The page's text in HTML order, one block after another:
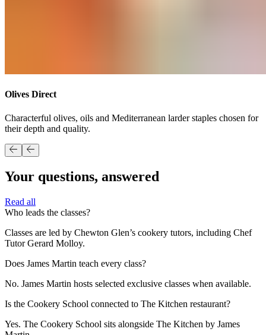
Olives Direct​​​​‌ ‍ ​‍​‍‌‍ ‌ ​‍‌‍‍‌‌‍‌ ‌‍‍‌‌‍ ‍​‍​‍​ ‍‍​‍​‍‌ ​ ‌‍​‌‌‍ ‍‌‍‍‌‌ ‌​‌ ‍‌​‍ ‍‌‍‍‌‌‍ ​‍​‍​‍ ​​‍​‍‌‍‍​‌ ​‍‌‍‌‌‌‍‌‍​‍​‍​ ‍‍​‍​‍‌‍‍​‌ ‌​‌ ‌​‌ ​​‌ ​ ​ ‍‍​‍ ​‍ ‌‍ ​​‍ ‌‌‍​‌‌‍ ‍‌‍‌​​‍ ‌‌ ​‍​‍ ‌‌‍‍​‌‍ ‌ ‌​‌‍‌‌‌‍ ​‌ ​ ​‍ ‌‌ ​ ‌ ‌​‌ ‌‌‌‍‌​‌‍‍‌‌‍ ​‍ ‍‌ ‌‍‌‍‌‌‌ ​‍‌‍​ ‌‍‌‌‌‍ ​​‍ ‍‌‍​‌‌ ​​‌ ​​​‍ ‌‍‍‌‌‍ ‍‌ ‌​‌‍‌‌‌‍ ‍‌ ‌​​‍ ‌‍‌‌‌‍‌​‌‍‍‌‌ ‌​​‍ ‌‍ ‌‌‍ ‌‍‌​‌‍‌‌​ ‌‌ ​​‌ ​‍‌‍‌‌‌ ​ ‌‍‌‌‌‍ ‍‌ ‌​‌‍​‌‌ ‌​‌‍‍‌‌‍ ‌‍ ‍​ ‍ ‌‍‍‌‌‍‌​​ ‌‌‍​‍​ ‌‌‌‍‌‌​ ‌ ‌‍​‌​ ​​​ ‍​‌‍​‌​‍ ‌‌‍‌​​ ‍‌‌‍​ ​ ‌‌​‍ ‌​ ‌​‌‍‌‌​ ‍‌​ ‌ ​‍ ‌‌‍​‍​ ​‍​ ‌‌‌‍​‌​‍ ‌​ ​‍​ ‌‌​ ​‌​ ‍‌​ ​‌​ ​‍‌‍​ ​ ​‍‌‍​ ‌‍​‌‌‍‌‍‌‍‌‌​ ‍ ‌ ‌​‌ ‍‌‌ ​​‌‍‌‌​ ‌‌‍‍​‌‍ ‌ ‌​‌‍‌‌‌‍ ​‌‌​ ‌‍‍‌‌ ‌​‌‍‌‌‌‌​​‌‍​‌‌‍‌ ‌‍‌‌​ ‍ ‌ ​​‌‍​‌‌ ‌​‌‍‍​​ ‌‌ ​​‌‍​‌‌‍‌ ‌‍‌‌‌​​‍‌ ‌‌‌‍‍‌‌‍ ​‌‍‌​‌‍‌‌‌ ​‍​‍‌‌​ ‌‌‌​​‍‌‌ ‌‍‍ ‌‍‌‌‌ ‍‌​‍‌‌​ ​ ‌​‌​​‍‌‌​ ​ ‌​‌​​‍‌‌​ ​‍​ ​‍​ ​ ‌‍​‍‌‍​‍​ ​‌‌‍​ ‌‍‌‌​ ‌‌‌‍‌‍‌‍​‌‌‍​‌​ ‌‍​ ‌‍​‍‌‌​ ​‍​ ​‍​‍‌‌​ ‌‌‌​‌​​‍ ‍‌ ​ ‌‍‌‌‌‍​ ‌ ‌​‌‍‍‌‌‍ ‌‍ ‍‌ ​ ​‍‌‌​ ‌‌‌​​‍‌‌ ‌‍‍ ‌‍‌‌‌ ‍‌​‍‌‌​ ​ ‌​‌​​‍‌‌​ ​ ‌​‌​​‍‌‌​ ​‍​ ​‍‌‍​ ​ ​ ‌‍​‍​ ‌ ‌‍‌‌​ ​​​ ​​‌‍‌​​ ‌ ​ ‍‌​ ‌ ‌‍​‌​‍‌‌​ ​‍​ ​‍​‍‌‌​ ‌‌‌​‌​​‍ ‍‌ ​ ‌‍‌‌‌‍​ ‌ ‌​‌‍‍‌‌‍ ‌‍ ‍‌​​ ‌‍ ‌‍ ‍‌ ‌​‌‍‌‌‌‍ ‍‌ ‌​​‍‌‌​ ‌‌‌​​‍‌‌ ‌‍‍ ‌‍‌‌‌ ‍‌​‍‌‌​ ​ ‌​‌​​‍‌‌​ ​ ‌​‌​​‍‌‌​ ​‍​ ​‍​ ​ ​ ‌​​ ‌‍‌‍‌​‌‍‌‌​ ‌‌​ ​​​ ‍​​ ​‌​ ​​‌‍​ ​ ‌ ​‍‌‌​ ​‍​ ​‍​‍‌‌​ ‌‌‌​‌​​‍ ‍‌ ‌​‌‍‍‌‌ ‌​‌‍ ​‌‍‌‌​ ‌‍​‍‌‍​‌‌ ​ ‌‍‌‌‌‌‌‌‌ ​‍‌‍ ​​ ‌‌‍‍​‌ ‌​‌ ‌​‌ ​​‌ ​ ​‍‌‌​ ​ ‌​​‌​‍‌‌​ ​‍‌​‌‍​‍‌‌​ ​‍‌​‌‍‌‍ ​​‍ ‌‌‍​‌‌‍ ‍‌‍‌​​‍ ‌‌ ​‍​‍ ‌‌‍‍​‌‍ ‌ ‌​‌‍‌‌‌‍ ​‌ ​ ​‍ ‌‌ ​ ‌ ‌​‌ ‌‌‌‍‌​‌‍‍‌‌‍ ​‍ ‍‌ ‌‍‌‍‌‌‌ ​‍‌‍​ ‌‍‌‌‌‍ ​​‍ ‍‌‍​‌‌ ​​‌ ​​​‍‌‍‌‍‍‌‌‍‌​​ ‌‌‍​‍​ ‌‌‌‍‌‌​ ‌ ‌‍​‌​ ​​​ ‍​‌‍​‌​‍ ‌‌‍‌​​ ‍‌‌‍​ ​ ‌‌​‍ ‌​ ‌​‌‍‌‌​ ‍‌​ ‌ ​‍ ‌‌‍​‍​ ​‍​ ‌‌‌‍​‌​‍ ‌​ ​‍​ ‌‌​ ​‌​ ‍‌​ ​‌​ ​‍‌‍​ ​ ​‍‌‍​ ‌‍​‌‌‍‌‍‌‍‌‌​‍‌‍‌ ‌​‌ ‍‌‌ ​​‌‍‌‌​ ‌‌‍‍​‌‍ ‌ ‌​‌‍‌‌‌‍ ​‌‌​ ‌‍‍‌‌ ‌​‌‍‌‌‌‌​​‌‍​‌‌‍‌ ‌‍‌‌​‍‌‍‌ ​​‌‍​‌‌ ‌​‌‍‍​​ ‌‌ ​​‌‍​‌‌‍‌ ‌‍‌‌‌​​‍‌ ‌‌‌‍‍‌‌‍ ​‌‍‌​‌‍‌‌‌ ​‍​‍‌‌​ ‌‌‌​​‍‌‌ ‌‍‍ ‌‍‌‌‌ ‍‌​‍‌‌​ ​ ‌​‌​​‍‌‌​ ​ ‌​‌​​‍‌‌​ ​‍​ ​‍​ ​ ‌‍​‍‌‍​‍​ ​‌‌‍​ ‌‍‌‌​ ‌‌‌‍‌‍‌‍​‌‌‍​‌​ ‌‍​ ‌‍​‍‌‌​ ​‍​ ​‍​‍‌‌​ ‌‌‌​‌​​‍ ‍‌ ​ ‌‍‌‌‌‍​ ‌ ‌​‌‍‍‌‌‍ ‌‍ ‍‌ ​ ​‍‌‌​ ‌‌‌​​‍‌‌ ‌‍‍ ‌‍‌‌‌ ‍‌​‍‌‌​ ​ ‌​‌​​‍‌‌​ ​ ‌​‌​​‍‌‌​ ​‍​ ​‍‌‍​ ​ ​ ‌‍​‍​ ‌ ‌‍‌‌​ ​​​ ​​‌‍‌​​ ‌ ​ ‍‌​ ‌ ‌‍​‌​‍‌‌​ ​‍​ ​‍​‍‌‌​ ‌‌‌​‌​​‍ ‍‌ ​ ‌‍‌‌‌‍​ ‌ ‌​‌‍‍‌‌‍ ‌‍ ‍‌​​ ‌‍ ‌‍ ‍‌ ‌​‌‍‌‌‌‍ ‍‌ ‌​​‍‌‌​ ‌‌‌​​‍‌‌ ‌‍‍ ‌‍‌‌‌ ‍‌​‍‌‌​ ​ ‌​‌​​‍‌‌​ ​ ‌​‌​​‍‌‌​ ​‍​ ​‍​ ​ ​ ‌​​ ‌‍‌‍‌​‌‍‌‌​ ‌‌​ ​​​ ‍​​ ​‌​ ​​‌‍​ ​ ‌ ​‍‌‌​ ​‍​ ​‍​‍‌‌​ ‌‌‌​‌​​‍ ‍‌ ‌​‌‍‍‌‌ ‌​‌‍ ​‌‍‌‌​‍‌‍‌ ​​‌‍‌‌‌ ​‍‌ ​ ‌ ​​‌‍‌‌‌‍​ ‌ ‌​‌‍‍‌‌ ‌‍‌‍‌‌​ ‌‌ ​​‌ ‌‌‌‍​‍‌‍ ​‌‍‍‌‌ ​ ‌‍‍​‌‍‌‌‌‍‌​​‍​‍‌ ‌
Characterful olives, oils and Mediterranean larder staples chosen for
their depth and quality. ​​​​‌ ‍ ​‍​‍‌‍ ‌ ​‍‌‍‍‌‌‍‌ ‌‍‍‌‌‍ ‍​‍​‍​ ‍‍​‍​‍‌ ​ ‌‍​‌‌‍ ‍‌‍‍‌‌ ‌​‌ ‍‌​‍ ‍‌‍‍‌‌‍ ​‍​‍​‍ ​​‍​‍‌‍‍​‌ ​‍‌‍‌‌‌‍‌‍​‍​‍​ ‍‍​‍​‍‌‍‍​‌ ‌​‌ ‌​‌ ​​‌ ​ ​ ‍‍​‍ ​‍ ‌‍ ​​‍ ‌‌‍​‌‌‍ ‍‌‍‌​​‍ ‌‌ ​‍​‍ ‌‌‍‍​‌‍ ‌ ‌​‌‍‌‌‌‍ ​‌ ​ ​‍ ‌‌ ​ ‌ ‌​‌ ‌‌‌‍‌​‌‍‍‌‌‍ ​‍ ‍‌ ‌‍‌‍‌‌‌ ​‍‌‍​ ‌‍‌‌‌‍ ​​‍ ‍‌‍​‌‌ ​​‌ ​​​‍ ‌‍‍‌‌‍ ‍‌ ‌​‌‍‌‌‌‍ ‍‌ ‌​​‍ ‌‍‌‌‌‍‌​‌‍‍‌‌ ‌​​‍ ‌‍ ‌‌‍ ‌‍‌​‌‍‌‌​ ‌‌ ​​‌ ​‍‌‍‌‌‌ ​ ‌‍‌‌‌‍ ‍‌ ‌​‌‍​‌‌ ‌​‌‍‍‌‌‍ ‌‍ ‍​ ‍ ‌‍‍‌‌‍‌​​ ‌‌‍​‍​ ‌‌‌‍‌‌​ ‌ ‌‍​‌​ ​​​ ‍​‌‍​‌​‍ ‌‌‍‌​​ ‍‌‌‍​ ​ ‌‌​‍ ‌​ ‌​‌‍‌‌​ ‍‌​ ‌ ​‍ ‌‌‍​‍​ ​‍​ ‌‌‌‍​‌​‍ ‌​ ​‍​ ‌‌​ ​‌​ ‍‌​ ​‌​ ​‍‌‍​ ​ ​‍‌‍​ ‌‍​‌‌‍‌‍‌‍‌‌​ ‍ ‌ ‌​‌ ‍‌‌ ​​‌‍‌‌​ ‌‌‍‍​‌‍ ‌ ‌​‌‍‌‌‌‍ ​‌‌​ ‌‍‍‌‌ ‌​‌‍‌‌‌‌​​‌‍​‌‌‍‌ ‌‍‌‌​ ‍ ‌ ​​‌‍​‌‌ ‌​‌‍‍​​ ‌‌ ​​‌‍​‌‌‍‌ ‌‍‌‌‌​​‍‌ ‌‌‌‍‍‌‌‍ ​‌‍‌​‌‍‌‌‌ ​‍​‍‌‌​ ‌‌‌​​‍‌‌ ‌‍‍ ‌‍‌‌‌ ‍‌​‍‌‌​ ​ ‌​‌​​‍‌‌​ ​ ‌​‌​​‍‌‌​ ​‍​ ​‍​ ​ ‌‍​‍‌‍​‍​ ​‌‌‍​ ‌‍‌‌​ ‌‌‌‍‌‍‌‍​‌‌‍​‌​ ‌‍​ ‌‍​‍‌‌​ ​‍​ ​‍​‍‌‌​ ‌‌‌​‌​​‍ ‍‌ ​ ‌‍‌‌‌‍​ ‌ ‌​‌‍‍‌‌‍ ‌‍ ‍‌ ​ ​‍‌‌​ ‌‌‌​​‍‌‌ ‌‍‍ ‌‍‌‌‌ ‍‌​‍‌‌​ ​ ‌​‌​​‍‌‌​ ​ ‌​‌​​‍‌‌​ ​‍​ ​‍‌‍​ ​ ​ ‌‍​‍​ ‌ ‌‍‌‌​ ​​​ ​​‌‍‌​​ ‌ ​ ‍‌​ ‌ ‌‍​‌​‍‌‌​ ​‍​ ​‍​‍‌‌​ ‌‌‌​‌​​‍ ‍‌ ​ ‌‍‌‌‌‍​ ‌ ‌​‌‍‍‌‌‍ ‌‍ ‍‌​​ ‌‍ ‌‍ ‍‌ ‌​‌‍‌‌‌‍ ‍‌ ‌​​‍‌‌​ ‌‌‌​​‍‌‌ ‌‍‍ ‌‍‌‌‌ ‍‌​‍‌‌​ ​ ‌​‌​​‍‌‌​ ​ ‌​‌​​‍‌‌​ ​‍​ ​‍​ ​ ​ ‌​​ ‌‍‌‍‌​‌‍‌‌​ ‌‌​ ​​​ ‍​​ ​‌​ ​​‌‍​ ​ ‌ ​‍‌‌​ ​‍​ ​‍​‍‌‌​ ‌‌‌​‌​​‍ ‍‌‍‌‌‌ ‍​‌‍​ ‌‍‌‌‌ ​‍‌ ​​‌ ‌​​ ‌‍​‍‌‍​‌‌ ​ ‌‍‌‌‌‌‌‌‌ ​‍‌‍ ​​ ‌‌‍‍​‌ ‌​‌ ‌​‌ ​​‌ ​ ​‍‌‌​ ​ ‌​​‌​‍‌‌​ ​‍‌​‌‍​‍‌‌​ ​‍‌​‌‍‌‍ ​​‍ ‌‌‍​‌‌‍ ‍‌‍‌​​‍ ‌‌ ​‍​‍ ‌‌‍‍​‌‍ ‌ ‌​‌‍‌‌‌‍ ​‌ ​ ​‍ ‌‌ ​ ‌ ‌​‌ ‌‌‌‍‌​‌‍‍‌‌‍ ​‍ ‍‌ ‌‍‌‍‌‌‌ ​‍‌‍​ ‌‍‌‌‌‍ ​​‍ ‍‌‍​‌‌ ​​‌ ​​​‍‌‍‌‍‍‌‌‍‌​​ ‌‌‍​‍​ ‌‌‌‍‌‌​ ‌ ‌‍​‌​ ​​​ ‍​‌‍​‌​‍ ‌‌‍‌​​ ‍‌‌‍​ ​ ‌‌​‍ ‌​ ‌​‌‍‌‌​ ‍‌​ ‌ ​‍ ‌‌‍​‍​ ​‍​ ‌‌‌‍​‌​‍ ‌​ ​‍​ ‌‌​ ​‌​ ‍‌​ ​‌​ ​‍‌‍​ ​ ​‍‌‍​ ‌‍​‌‌‍‌‍‌‍‌‌​‍‌‍‌ ‌​‌ ‍‌‌ ​​‌‍‌‌​ ‌‌‍‍​‌‍ ‌ ‌​‌‍‌‌‌‍ ​‌‌​ ‌‍‍‌‌ ‌​‌‍‌‌‌‌​​‌‍​‌‌‍‌ ‌‍‌‌​‍‌‍‌ ​​‌‍​‌‌ ‌​‌‍‍​​ ‌‌ ​​‌‍​‌‌‍‌ ‌‍‌‌‌​​‍‌ ‌‌‌‍‍‌‌‍ ​‌‍‌​‌‍‌‌‌ ​‍​‍‌‌​ ‌‌‌​​‍‌‌ ‌‍‍ ‌‍‌‌‌ ‍‌​‍‌‌​ ​ ‌​‌​​‍‌‌​ ​ ‌​‌​​‍‌‌​ ​‍​ ​‍​ ​ ‌‍​‍‌‍​‍​ ​‌‌‍​ ‌‍‌‌​ ‌‌‌‍‌‍‌‍​‌‌‍​‌​ ‌‍​ ‌‍​‍‌‌​ ​‍​ ​‍​‍‌‌​ ‌‌‌​‌​​‍ ‍‌ ​ ‌‍‌‌‌‍​ ‌ ‌​‌‍‍‌‌‍ ‌‍ ‍‌ ​ ​‍‌‌​ ‌‌‌​​‍‌‌ ‌‍‍ ‌‍‌‌‌ ‍‌​‍‌‌​ ​ ‌​‌​​‍‌‌​ ​ ‌​‌​​‍‌‌​ ​‍​ ​‍‌‍​ ​ ​ ‌‍​‍​ ‌ ‌‍‌‌​ ​​​ ​​‌‍‌​​ ‌ ​ ‍‌​ ‌ ‌‍​‌​‍‌‌​ ​‍​ ​‍​‍‌‌​ ‌‌‌​‌​​‍ ‍‌ ​ ‌‍‌‌‌‍​ ‌ ‌​‌‍‍‌‌‍ ‌‍ ‍‌​​ ‌‍ ‌‍ ‍‌ ‌​‌‍‌‌‌‍ ‍‌ ‌​​‍‌‌​ ‌‌‌​​‍‌‌ ‌‍‍ ‌‍‌‌‌ ‍‌​‍‌‌​ ​ ‌​‌​​‍‌‌​ ​ ‌​‌​​‍‌‌​ ​‍​ ​‍​ ​ ​ ‌​​ ‌‍‌‍‌​‌‍‌‌​ ‌‌​ ​​​ ‍​​ ​‌​ ​​‌‍​ ​ ‌ ​‍‌‌​ ​‍​ ​‍​‍‌‌​ ‌‌‌​‌​​‍ ‍‌‍‌‌‌ ‍​‌‍​ ‌‍‌‌‌ ​‍‌ ​​‌ ‌​​‍‌‍‌ ​​‌‍‌‌‌ ​‍‌ ​ ‌ ​​‌‍‌‌‌‍​ ‌ ‌​‌‍‍‌‌ ‌‍‌‍‌‌​ ‌‌ ​​‌ ‌‌‌‍​‍‌‍ ​‌‍‍‌‌ ​ ‌‍‍​‌‍‌‌‌‍‌​​‍​‍‌ ‌
Your questions, answered​​​​‌ ‍ ​‍​‍‌‍ ‌ ​‍‌‍‍‌‌‍‌ ‌‍‍‌‌‍ ‍​‍​‍​ ‍‍​‍​‍‌ ​ ‌‍​‌‌‍ ‍‌‍‍‌‌ ‌​‌ ‍‌​‍ ‍‌‍‍‌‌‍ ​‍​‍​‍ ​​‍​‍‌‍‍​‌ ​‍‌‍‌‌‌‍‌‍​‍​‍​ ‍‍​‍​‍‌‍‍​‌ ‌​‌ ‌​‌ ​​‌ ​ ​ ‍‍​‍ ​‍ ‌‍ ​​‍ ‌‌‍​‌‌‍ ‍‌‍‌​​‍ ‌‌ ​‍​‍ ‌‌‍‍​‌‍ ‌ ‌​‌‍‌‌‌‍ ​‌ ​ ​‍ ‌‌ ​ ‌ ‌​‌ ‌‌‌‍‌​‌‍‍‌‌‍ ​‍ ‍‌ ‌‍‌‍‌‌‌ ​‍‌‍​ ‌‍‌‌‌‍ ​​‍ ‍‌‍​‌‌ ​​‌ ​​​‍ ‌‍‍‌‌‍ ‍‌ ‌​‌‍‌‌‌‍ ‍‌ ‌​​‍ ‌‍‌‌‌‍‌​‌‍‍‌‌ ‌​​‍ ‌‍ ‌‌‍ ‌‍‌​‌‍‌‌​ ‌‌ ​​‌ ​‍‌‍‌‌‌ ​ ‌‍‌‌‌‍ ‍‌ ‌​‌‍​‌‌ ‌​‌‍‍‌‌‍ ‌‍ ‍​ ‍ ‌‍‍‌‌‍‌​​ ‌‌‍​‍​ ‌‌‌‍‌‌​ ‌ ‌‍​‌​ ​​​ ‍​‌‍​‌​‍ ‌‌‍‌​​ ‍‌‌‍​ ​ ‌‌​‍ ‌​ ‌​‌‍‌‌​ ‍‌​ ‌ ​‍ ‌‌‍​‍​ ​‍​ ‌‌‌‍​‌​‍ ‌​ ​‍​ ‌‌​ ​‌​ ‍‌​ ​‌​ ​‍‌‍​ ​ ​‍‌‍​ ‌‍​‌‌‍‌‍‌‍‌‌​ ‍ ‌ ‌​‌ ‍‌‌ ​​‌‍‌‌​ ‌‌‍‍​‌‍ ‌ ‌​‌‍‌‌‌‍ ​‌‌​ ‌‍‍‌‌ ‌​‌‍‌‌‌‌​​‌‍​‌‌‍‌ ‌‍‌‌​ ‍ ‌ ​​‌‍​‌‌ ‌​‌‍‍​​ ‌‌ ​​‌‍​‌‌‍‌ ‌‍‌‌‌​​‍‌ ‌‌‌‍‍‌‌‍ ​‌‍‌​‌‍‌‌‌ ​‍​‍‌‌​ ‌‌‌​​‍‌‌ ‌‍‍ ‌‍‌‌‌ ‍‌​‍‌‌​ ​ ‌​‌​​‍‌‌​ ​ ‌​‌​​‍‌‌​ ​‍​ ​‍‌‍​‌​ ​‌​ ‌ ‌‍‌‌‌‍‌‌​ ‌ ​ ‌‌‌‍​‌​ ​​​ ​‌‌‍​ ​ ​ ​‍‌‌​ ​‍​ ​‍​‍‌‌​ ‌‌‌​‌​​‍ ‍‌‍‍​‌‍‌‌‌‍​‌‌‍‌​‌‍‍‌‌‍ ‍‌‍‌ ​ ‌‍​‍‌‍​‌‌ ​ ‌‍‌‌‌‌‌‌‌ ​‍‌‍ ​​ ‌‌‍‍​‌ ‌​‌ ‌​‌ ​​‌ ​ ​‍‌‌​ ​ ‌​​‌​‍‌‌​ ​‍‌​‌‍​‍‌‌​ ​‍‌​‌‍‌‍ ​​‍ ‌‌‍​‌‌‍ ‍‌‍‌​​‍ ‌‌ ​‍​‍ ‌‌‍‍​‌‍ ‌ ‌​‌‍‌‌‌‍ ​‌ ​ ​‍ ‌‌ ​ ‌ ‌​‌ ‌‌‌‍‌​‌‍‍‌‌‍ ​‍ ‍‌ ‌‍‌‍‌‌‌ ​‍‌‍​ ‌‍‌‌‌‍ ​​‍ ‍‌‍​‌‌ ​​‌ ​​​‍‌‍‌‍‍‌‌‍‌​​ ‌‌‍​‍​ ‌‌‌‍‌‌​ ‌ ‌‍​‌​ ​​​ ‍​‌‍​‌​‍ ‌‌‍‌​​ ‍‌‌‍​ ​ ‌‌​‍ ‌​ ‌​‌‍‌‌​ ‍‌​ ‌ ​‍ ‌‌‍​‍​ ​‍​ ‌‌‌‍​‌​‍ ‌​ ​‍​ ‌‌​ ​‌​ ‍‌​ ​‌​ ​‍‌‍​ ​ ​‍‌‍​ ‌‍​‌‌‍‌‍‌‍‌‌​‍‌‍‌ ‌​‌ ‍‌‌ ​​‌‍‌‌​ ‌‌‍‍​‌‍ ‌ ‌​‌‍‌‌‌‍ ​‌‌​ ‌‍‍‌‌ ‌​‌‍‌‌‌‌​​‌‍​‌‌‍‌ ‌‍‌‌​‍‌‍‌ ​​‌‍​‌‌ ‌​‌‍‍​​ ‌‌ ​​‌‍​‌‌‍‌ ‌‍‌‌‌​​‍‌ ‌‌‌‍‍‌‌‍ ​‌‍‌​‌‍‌‌‌ ​‍​‍‌‌​ ‌‌‌​​‍‌‌ ‌‍‍ ‌‍‌‌‌ ‍‌​‍‌‌​ ​ ‌​‌​​‍‌‌​ ​ ‌​‌​​‍‌‌​ ​‍​ ​‍‌‍​‌​ ​‌​ ‌ ‌‍‌‌‌‍‌‌​ ‌ ​ ‌‌‌‍​‌​ ​​​ ​‌‌‍​ ​ ​ ​‍‌‌​ ​‍​ ​‍​‍‌‌​ ‌‌‌​‌​​‍ ‍‌‍‍​‌‍‌‌‌‍​‌‌‍‌​‌‍‍‌‌‍ ‍‌‍‌ ​‍‌‍‌ ​​‌‍‌‌‌ ​‍‌ ​ ‌ ​​‌‍‌‌‌‍​ ‌ ‌​‌‍‍‌‌ ‌‍‌‍‌‌​ ‌‌ ​​‌ ‌‌‌‍​‍‌‍ ​‌‍‍‌‌ ​ ‌‍‍​‌‍‌‌‌‍‌​​‍​‍‌ ‌
Read all​​​​‌ ‍ ​‍​‍‌‍ ‌ ​‍‌‍‍‌‌‍‌ ‌‍‍‌‌‍ ‍​‍​‍​ ‍‍​‍​‍‌ ​ ‌‍​‌‌‍ ‍‌‍‍‌‌ ‌​‌ ‍‌​‍ ‍‌‍‍‌‌‍ ​‍​‍​‍ ​​‍​‍‌‍‍​‌ ​‍‌‍‌‌‌‍‌‍​‍​‍​ ‍‍​‍​‍‌‍‍​‌ ‌​‌ ‌​‌ ​​‌ ​ ​ ‍‍​‍ ​‍ ‌‍ ​​‍ ‌‌‍​‌‌‍ ‍‌‍‌​​‍ ‌‌ ​‍​‍ ‌‌‍‍​‌‍ ‌ ‌​‌‍‌‌‌‍ ​‌ ​ ​‍ ‌‌ ​ ‌ ‌​‌ ‌‌‌‍‌​‌‍‍‌‌‍ ​‍ ‍‌ ‌‍‌‍‌‌‌ ​‍‌‍​ ‌‍‌‌‌‍ ​​‍ ‍‌‍​‌‌ ​​‌ ​​​‍ ‌‍‍‌‌‍ ‍‌ ‌​‌‍‌‌‌‍ ‍‌ ‌​​‍ ‌‍‌‌‌‍‌​‌‍‍‌‌ ‌​​‍ ‌‍ ‌‌‍ ‌‍‌​‌‍‌‌​ ‌‌ ​​‌ ​‍‌‍‌‌‌ ​ ‌‍‌‌‌‍ ‍‌ ‌​‌‍​‌‌ ‌​‌‍‍‌‌‍ ‌‍ ‍​ ‍ ‌‍‍‌‌‍‌​​ ‌‌‍​‍​ ‌‌‌‍‌‌​ ‌ ‌‍​‌​ ​​​ ‍​‌‍​‌​‍ ‌‌‍‌​​ ‍‌‌‍​ ​ ‌‌​‍ ‌​ ‌​‌‍‌‌​ ‍‌​ ‌ ​‍ ‌‌‍​‍​ ​‍​ ‌‌‌‍​‌​‍ ‌​ ​‍​ ‌‌​ ​‌​ ‍‌​ ​‌​ ​‍‌‍​ ​ ​‍‌‍​ ‌‍​‌‌‍‌‍‌‍‌‌​ ‍ ‌ ‌​‌ ‍‌‌ ​​‌‍‌‌​ ‌‌‍‍​‌‍ ‌ ‌​‌‍‌‌‌‍ ​‌‌​ ‌‍‍‌‌ ‌​‌‍‌‌‌‌​​‌‍​‌‌‍‌ ‌‍‌‌​ ‍ ‌ ​​‌‍​‌‌ ‌​‌‍‍​​ ‌‌ ​​‌‍​‌‌‍‌ ‌‍‌‌‌​​‍‌ ‌‌‌‍‍‌‌‍ ​‌‍‌​‌‍‌‌‌ ​‍​‍‌‌​ ‌‌‌​​‍‌‌ ‌‍‍ ‌‍‌‌‌ ‍‌​‍‌‌​ ​ ‌​‌​​‍‌‌​ ​ ‌​‌​​‍‌‌​ ​‍​ ​‍‌‍​‌​ ​‌​ ‌ ‌‍‌‌‌‍‌‌​ ‌ ​ ‌‌‌‍​‌​ ​​​ ​‌‌‍​ ​ ​ ​‍‌‌​ ​‍​ ​‍​‍‌‌​ ‌‌‌​‌​​‍ ‍‌ ​ ‌‍‌‌‌‍​ ‌‍ ‌‍ ‍‌‍‌​‌‍​‌‌ ​‍‌ ‍‌‌​​ ‌ ‌​‌‍​‌​‍ ‍‌‍ ​‌‍​‌‌‍​‍‌‍‌‌‌‍ ​​ ‌‍​‍‌‍​‌‌ ​ ‌‍‌‌‌‌‌‌‌ ​‍‌‍ ​​ ‌‌‍‍​‌ ‌​‌ ‌​‌ ​​‌ ​ ​‍‌‌​ ​ ‌​​‌​‍‌‌​ ​‍‌​‌‍​‍‌‌​ ​‍‌​‌‍‌‍ ​​‍ ‌‌‍​‌‌‍ ‍‌‍‌​​‍ ‌‌ ​‍​‍ ‌‌‍‍​‌‍ ‌ ‌​‌‍‌‌‌‍ ​‌ ​ ​‍ ‌‌ ​ ‌ ‌​‌ ‌‌‌‍‌​‌‍‍‌‌‍ ​‍ ‍‌ ‌‍‌‍‌‌‌ ​‍‌‍​ ‌‍‌‌‌‍ ​​‍ ‍‌‍​‌‌ ​​‌ ​​​‍‌‍‌‍‍‌‌‍‌​​ ‌‌‍​‍​ ‌‌‌‍‌‌​ ‌ ‌‍​‌​ ​​​ ‍​‌‍​‌​‍ ‌‌‍‌​​ ‍‌‌‍​ ​ ‌‌​‍ ‌​ ‌​‌‍‌‌​ ‍‌​ ‌ ​‍ ‌‌‍​‍​ ​‍​ ‌‌‌‍​‌​‍ ‌​ ​‍​ ‌‌​ ​‌​ ‍‌​ ​‌​ ​‍‌‍​ ​ ​‍‌‍​ ‌‍​‌‌‍‌‍‌‍‌‌​‍‌‍‌ ‌​‌ ‍‌‌ ​​‌‍‌‌​ ‌‌‍‍​‌‍ ‌ ‌​‌‍‌‌‌‍ ​‌‌​ ‌‍‍‌‌ ‌​‌‍‌‌‌‌​​‌‍​‌‌‍‌ ‌‍‌‌​‍‌‍‌ ​​‌‍​‌‌ ‌​‌‍‍​​ ‌‌ ​​‌‍​‌‌‍‌ ‌‍‌‌‌​​‍‌ ‌‌‌‍‍‌‌‍ ​‌‍‌​‌‍‌‌‌ ​‍​‍‌‌​ ‌‌‌​​‍‌‌ ‌‍‍ ‌‍‌‌‌ ‍‌​‍‌‌​ ​ ‌​‌​​‍‌‌​ ​ ‌​‌​​‍‌‌​ ​‍​ ​‍‌‍​‌​ ​‌​ ‌ ‌‍‌‌‌‍‌‌​ ‌ ​ ‌‌‌‍​‌​ ​​​ ​‌‌‍​ ​ ​ ​‍‌‌​ ​‍​ ​‍​‍‌‌​ ‌‌‌​‌​​‍ ‍‌ ​ ‌‍‌‌‌‍​ ‌‍ ‌‍ ‍‌‍‌​‌‍​‌‌ ​‍‌ ‍‌‌​​ ‌ ‌​‌‍​‌​‍ ‍‌‍ ​‌‍​‌‌‍​‍‌‍‌‌‌‍ ​​‍‌‍‌ ​​‌‍‌‌‌ ​‍‌ ​ ‌ ​​‌‍‌‌‌‍​ ‌ ‌​‌‍‍‌‌ ‌‍‌‍‌‌​ ‌‌ ​​‌ ‌‌‌‍​‍‌‍ ​‌‍‍‌‌ ​ ‌‍‍​‌‍‌‌‌‍‌​​‍​‍‌ ‌
Who leads the classes?​​​​‌ ‍ ​‍​‍‌‍ ‌ ​‍‌‍‍‌‌‍‌ ‌‍‍‌‌‍ ‍​‍​‍​ ‍‍​‍​‍‌ ​ ‌‍​‌‌‍ ‍‌‍‍‌‌ ‌​‌ ‍‌​‍ ‍‌‍‍‌‌‍ ​‍​‍​‍ ​​‍​‍‌‍‍​‌ ​‍‌‍‌‌‌‍‌‍​‍​‍​ ‍‍​‍​‍‌‍‍​‌ ‌​‌ ‌​‌ ​​‌ ​ ​ ‍‍​‍ ​‍ ‌‍ ​​‍ ‌‌‍​‌‌‍ ‍‌‍‌​​‍ ‌‌ ​‍​‍ ‌‌‍‍​‌‍ ‌ ‌​‌‍‌‌‌‍ ​‌ ​ ​‍ ‌‌ ​ ‌ ‌​‌ ‌‌‌‍‌​‌‍‍‌‌‍ ​‍ ‍‌ ‌‍‌‍‌‌‌ ​‍‌‍​ ‌‍‌‌‌‍ ​​‍ ‍‌‍​‌‌ ​​‌ ​​​‍ ‌‍‍‌‌‍ ‍‌ ‌​‌‍‌‌‌‍ ‍‌ ‌​​‍ ‌‍‌‌‌‍‌​‌‍‍‌‌ ‌​​‍ ‌‍ ‌‌‍ ‌‍‌​‌‍‌‌​ ‌‌ ​​‌ ​‍‌‍‌‌‌ ​ ‌‍‌‌‌‍ ‍‌ ‌​‌‍​‌‌ ‌​‌‍‍‌‌‍ ‌‍ ‍​ ‍ ‌‍‍‌‌‍‌​​ ‌‌‍‌‍​ ‌‌​ ‍​​ ‌ ​ ​‍​ ​‍​ ‌‌​ ​‌​‍ ‌​ ‍‌‌‍‌‍​ ​‍​ ​ ​‍ ‌​ ‌​‌‍‌‌​ ‌‌‌‍​‍​‍ ‌‌‍​‍‌‍​‍​ ‌ ‌‍‌​​‍ ‌​ ‌‌‌‍‌‍​ ‌ ​ ‌‌​ ‌ ​ ​ ​ ‍​‌‍‌‌‌‍​ ​ ​ ​ ‌‌​ ​‍​ ‍ ‌ ‌​‌ ‍‌‌ ​​‌‍‌‌​ ‌‌‍‍​‌‍ ‌ ‌​‌‍‌‌‌‍ ​‌​‌‍‌‍​‌‌ ​‌​ ‍ ‌ ​​‌‍​‌‌ ‌​‌‍‍​​ ‌‌ ​‌‌ ‌‌‌‍‌‌‌ ​ ‌ ‌​‌‍‍‌‌‍ ‌‍ ‍​ ‌‍​‍‌‍​‌‌ ​ ‌‍‌‌‌‌‌‌‌ ​‍‌‍ ​​ ‌‌‍‍​‌ ‌​‌ ‌​‌ ​​‌ ​ ​‍‌‌​ ​ ‌​​‌​‍‌‌​ ​‍‌​‌‍​‍‌‌​ ​‍‌​‌‍‌‍ ​​‍ ‌‌‍​‌‌‍ ‍‌‍‌​​‍ ‌‌ ​‍​‍ ‌‌‍‍​‌‍ ‌ ‌​‌‍‌‌‌‍ ​‌ ​ ​‍ ‌‌ ​ ‌ ‌​‌ ‌‌‌‍‌​‌‍‍‌‌‍ ​‍ ‍‌ ‌‍‌‍‌‌‌ ​‍‌‍​ ‌‍‌‌‌‍ ​​‍ ‍‌‍​‌‌ ​​‌ ​​​‍‌‍‌‍‍‌‌‍‌​​ ‌‌‍‌‍​ ‌‌​ ‍​​ ‌ ​ ​‍​ ​‍​ ‌‌​ ​‌​‍ ‌​ ‍‌‌‍‌‍​ ​‍​ ​ ​‍ ‌​ ‌​‌‍‌‌​ ‌‌‌‍​‍​‍ ‌‌‍​‍‌‍​‍​ ‌ ‌‍‌​​‍ ‌​ ‌‌‌‍‌‍​ ‌ ​ ‌‌​ ‌ ​ ​ ​ ‍​‌‍‌‌‌‍​ ​ ​ ​ ‌‌​ ​‍​‍‌‍‌ ‌​‌ ‍‌‌ ​​‌‍‌‌​ ‌‌‍‍​‌‍ ‌ ‌​‌‍‌‌‌‍ ​‌​‌‍‌‍​‌‌ ​‌​‍‌‍‌ ​​‌‍​‌‌ ‌​‌‍‍​​ ‌‌ ​‌‌ ‌‌‌‍‌‌‌ ​ ‌ ‌​‌‍‍‌‌‍ ‌‍ ‍​‍‌‍‌ ​​‌‍‌‌‌ ​‍‌ ​ ‌ ​​‌‍‌‌‌‍​ ‌ ‌​‌‍‍‌‌ ‌‍‌‍‌‌​ ‌‌ ​​‌ ‌‌‌‍​‍‌‍ ​‌‍‍‌‌ ​ ‌‍‍​‌‍‌‌‌‍‌​​‍​‍‌ ‌
Classes are led by Chewton Glen’s cookery tutors, including Chef
Tutor Gerard Molloy.​​​​‌ ‍ ​‍​‍‌‍ ‌ ​‍‌‍‍‌‌‍‌ ‌‍‍‌‌‍ ‍​‍​‍​ ‍‍​‍​‍‌ ​ ‌‍​‌‌‍ ‍‌‍‍‌‌ ‌​‌ ‍‌​‍ ‍‌‍‍‌‌‍ ​‍​‍​‍ ​​‍​‍‌‍‍​‌ ​‍‌‍‌‌‌‍‌‍​‍​‍​ ‍‍​‍​‍‌‍‍​‌ ‌​‌ ‌​‌ ​​‌ ​ ​ ‍‍​‍ ​‍ ‌‍ ​​‍ ‌‌‍​‌‌‍ ‍‌‍‌​​‍ ‌‌ ​‍​‍ ‌‌‍‍​‌‍ ‌ ‌​‌‍‌‌‌‍ ​‌ ​ ​‍ ‌‌ ​ ‌ ‌​‌ ‌‌‌‍‌​‌‍‍‌‌‍ ​‍ ‍‌ ‌‍‌‍‌‌‌ ​‍‌‍​ ‌‍‌‌‌‍ ​​‍ ‍‌‍​‌‌ ​​‌ ​​​‍ ‌‍‍‌‌‍ ‍‌ ‌​‌‍‌‌‌‍ ‍‌ ‌​​‍ ‌‍‌‌‌‍‌​‌‍‍‌‌ ‌​​‍ ‌‍ ‌‌‍ ‌‍‌​‌‍‌‌​ ‌‌ ​​‌ ​‍‌‍‌‌‌ ​ ‌‍‌‌‌‍ ‍‌ ‌​‌‍​‌‌ ‌​‌‍‍‌‌‍ ‌‍ ‍​ ‍ ‌‍‍‌‌‍‌​​ ‌‌‍‌‍​ ‌‌​ ‍​​ ‌ ​ ​‍​ ​‍​ ‌‌​ ​‌​‍ ‌​ ‍‌‌‍‌‍​ ​‍​ ​ ​‍ ‌​ ‌​‌‍‌‌​ ‌‌‌‍​‍​‍ ‌‌‍​‍‌‍​‍​ ‌ ‌‍‌​​‍ ‌​ ‌‌‌‍‌‍​ ‌ ​ ‌‌​ ‌ ​ ​ ​ ‍​‌‍‌‌‌‍​ ​ ​ ​ ‌‌​ ​‍​ ‍ ‌ ‌​‌ ‍‌‌ ​​‌‍‌‌​ ‌‌‍‍​‌‍ ‌ ‌​‌‍‌‌‌‍ ​‌​‌‍‌‍​‌‌ ​‌​ ‍ ‌ ​​‌‍​‌‌ ‌​‌‍‍​​ ‌‌‍​‌‌‍ ‍‌ ​ ‌ ‌ ‌‍‌‌‌ ​‍​‍‌‌​ ‌‌‌​​‍‌‌ ‌‍‍ ‌‍‌‌‌ ‍‌​‍‌‌​ ​ ‌​‌​​‍‌‌​ ​ ‌​‌​​‍‌‌​ ​‍​ ​‍‌‍​‌‌‍‌‍‌‍​ ​ ​‌​ ‍​​ ‌‌​ ‌​​ ​‌‌‍‌​‌‍​‍​ ‌‌‌‍​‌​‍‌‌​ ​‍​ ​‍​‍‌‌​ ‌‌‌​‌​​‍ ‍‌‍​ ‌‍‍​‌‍‍‌‌‍ ​‌‍‌​‌ ​‍‌‍‌‌‌‍ ‍​‍‌‌​ ‌‌‌​​‍‌‌ ‌‍‍ ‌‍‌‌‌ ‍‌​‍‌‌​ ​ ‌​‌​​‍‌‌​ ​ ‌​‌​​‍‌‌​ ​‍​ ​‍‌‍‌​​ ​​​ ​​​ ​‍​ ‌‍​ ‌ ​ ​‍​ ​ ​ ‍​​ ‍‌​ ​‍​ ‌‍​‍‌‌​ ​‍​ ​‍​‍‌‌​ ‌‌‌​‌​​‍ ‍‌ ‌​‌‍‌‌‌ ‍​‌ ‌​​ ‌‍​‍‌‍​‌‌ ​ ‌‍‌‌‌‌‌‌‌ ​‍‌‍ ​​ ‌‌‍‍​‌ ‌​‌ ‌​‌ ​​‌ ​ ​‍‌‌​ ​ ‌​​‌​‍‌‌​ ​‍‌​‌‍​‍‌‌​ ​‍‌​‌‍‌‍ ​​‍ ‌‌‍​‌‌‍ ‍‌‍‌​​‍ ‌‌ ​‍​‍ ‌‌‍‍​‌‍ ‌ ‌​‌‍‌‌‌‍ ​‌ ​ ​‍ ‌‌ ​ ‌ ‌​‌ ‌‌‌‍‌​‌‍‍‌‌‍ ​‍ ‍‌ ‌‍‌‍‌‌‌ ​‍‌‍​ ‌‍‌‌‌‍ ​​‍ ‍‌‍​‌‌ ​​‌ ​​​‍‌‍‌‍‍‌‌‍‌​​ ‌‌‍‌‍​ ‌‌​ ‍​​ ‌ ​ ​‍​ ​‍​ ‌‌​ ​‌​‍ ‌​ ‍‌‌‍‌‍​ ​‍​ ​ ​‍ ‌​ ‌​‌‍‌‌​ ‌‌‌‍​‍​‍ ‌‌‍​‍‌‍​‍​ ‌ ‌‍‌​​‍ ‌​ ‌‌‌‍‌‍​ ‌ ​ ‌‌​ ‌ ​ ​ ​ ‍​‌‍‌‌‌‍​ ​ ​ ​ ‌‌​ ​‍​‍‌‍‌ ‌​‌ ‍‌‌ ​​‌‍‌‌​ ‌‌‍‍​‌‍ ‌ ‌​‌‍‌‌‌‍ ​‌​‌‍‌‍​‌‌ ​‌​‍‌‍‌ ​​‌‍​‌‌ ‌​‌‍‍​​ ‌‌‍​‌‌‍ ‍‌ ​ ‌ ‌ ‌‍‌‌‌ ​‍​‍‌‌​ ‌‌‌​​‍‌‌ ‌‍‍ ‌‍‌‌‌ ‍‌​‍‌‌​ ​ ‌​‌​​‍‌‌​ ​ ‌​‌​​‍‌‌​ ​‍​ ​‍‌‍​‌‌‍‌‍‌‍​ ​ ​‌​ ‍​​ ‌‌​ ‌​​ ​‌‌‍‌​‌‍​‍​ ‌‌‌‍​‌​‍‌‌​ ​‍​ ​‍​‍‌‌​ ‌‌‌​‌​​‍ ‍‌‍​ ‌‍‍​‌‍‍‌‌‍ ​‌‍‌​‌ ​‍‌‍‌‌‌‍ ‍​‍‌‌​ ‌‌‌​​‍‌‌ ‌‍‍ ‌‍‌‌‌ ‍‌​‍‌‌​ ​ ‌​‌​​‍‌‌​ ​ ‌​‌​​‍‌‌​ ​‍​ ​‍‌‍‌​​ ​​​ ​​​ ​‍​ ‌‍​ ‌ ​ ​‍​ ​ ​ ‍​​ ‍‌​ ​‍​ ‌‍​‍‌‌​ ​‍​ ​‍​‍‌‌​ ‌‌‌​‌​​‍ ‍‌ ‌​‌‍‌‌‌ ‍​‌ ‌​​‍‌‍‌ ​​‌‍‌‌‌ ​‍‌ ​ ‌ ​​‌‍‌‌‌‍​ ‌ ‌​‌‍‍‌‌ ‌‍‌‍‌‌​ ‌‌ ​​‌ ‌‌‌‍​‍‌‍ ​‌‍‍‌‌ ​ ‌‍‍​‌‍‌‌‌‍‌​​‍​‍‌ ‌
Does James Martin teach every class?​​​​‌ ‍ ​‍​‍‌‍ ‌ ​‍‌‍‍‌‌‍‌ ‌‍‍‌‌‍ ‍​‍​‍​ ‍‍​‍​‍‌ ​ ‌‍​‌‌‍ ‍‌‍‍‌‌ ‌​‌ ‍‌​‍ ‍‌‍‍‌‌‍ ​‍​‍​‍ ​​‍​‍‌‍‍​‌ ​‍‌‍‌‌‌‍‌‍​‍​‍​ ‍‍​‍​‍‌‍‍​‌ ‌​‌ ‌​‌ ​​‌ ​ ​ ‍‍​‍ ​‍ ‌‍ ​​‍ ‌‌‍​‌‌‍ ‍‌‍‌​​‍ ‌‌ ​‍​‍ ‌‌‍‍​‌‍ ‌ ‌​‌‍‌‌‌‍ ​‌ ​ ​‍ ‌‌ ​ ‌ ‌​‌ ‌‌‌‍‌​‌‍‍‌‌‍ ​‍ ‍‌ ‌‍‌‍‌‌‌ ​‍‌‍​ ‌‍‌‌‌‍ ​​‍ ‍‌‍​‌‌ ​​‌ ​​​‍ ‌‍‍‌‌‍ ‍‌ ‌​‌‍‌‌‌‍ ‍‌ ‌​​‍ ‌‍‌‌‌‍‌​‌‍‍‌‌ ‌​​‍ ‌‍ ‌‌‍ ‌‍‌​‌‍‌‌​ ‌‌ ​​‌ ​‍‌‍‌‌‌ ​ ‌‍‌‌‌‍ ‍‌ ‌​‌‍​‌‌ ‌​‌‍‍‌‌‍ ‌‍ ‍​ ‍ ‌‍‍‌‌‍‌​​ ‌‌‍​‌​ ​‍​ ​‍​ ​‌​ ​​‌‍​ ‌‍‌‌‌‍‌​​‍ ‌​ ‌​​ ‍​‌‍‌‌​ ‌‍​‍ ‌​ ‌​​ ‍​​ ‌‌​ ​​​‍ ‌‌‍​‍​ ‍​​ ​​‌‍​‍​‍ ‌‌‍​‌‌‍​ ​ ‍​​ ​‌‌‍‌‌​ ‌​‌‍‌​​ ‍​​ ‌‌‌‍‌​‌‍‌‌​ ‍​​ ‍ ‌ ‌​‌ ‍‌‌ ​​‌‍‌‌​ ‌‌‍‍​‌‍ ‌ ‌​‌‍‌‌‌‍ ​‌​‌‍‌‍​‌‌ ​‌​ ‍ ‌ ​​‌‍​‌‌ ‌​‌‍‍​​ ‌‌ ​‌‌ ‌‌‌‍‌‌‌ ​ ‌ ‌​‌‍‍‌‌‍ ‌‍ ‍​ ‌‍​‍‌‍​‌‌ ​ ‌‍‌‌‌‌‌‌‌ ​‍‌‍ ​​ ‌‌‍‍​‌ ‌​‌ ‌​‌ ​​‌ ​ ​‍‌‌​ ​ ‌​​‌​‍‌‌​ ​‍‌​‌‍​‍‌‌​ ​‍‌​‌‍‌‍ ​​‍ ‌‌‍​‌‌‍ ‍‌‍‌​​‍ ‌‌ ​‍​‍ ‌‌‍‍​‌‍ ‌ ‌​‌‍‌‌‌‍ ​‌ ​ ​‍ ‌‌ ​ ‌ ‌​‌ ‌‌‌‍‌​‌‍‍‌‌‍ ​‍ ‍‌ ‌‍‌‍‌‌‌ ​‍‌‍​ ‌‍‌‌‌‍ ​​‍ ‍‌‍​‌‌ ​​‌ ​​​‍‌‍‌‍‍‌‌‍‌​​ ‌‌‍​‌​ ​‍​ ​‍​ ​‌​ ​​‌‍​ ‌‍‌‌‌‍‌​​‍ ‌​ ‌​​ ‍​‌‍‌‌​ ‌‍​‍ ‌​ ‌​​ ‍​​ ‌‌​ ​​​‍ ‌‌‍​‍​ ‍​​ ​​‌‍​‍​‍ ‌‌‍​‌‌‍​ ​ ‍​​ ​‌‌‍‌‌​ ‌​‌‍‌​​ ‍​​ ‌‌‌‍‌​‌‍‌‌​ ‍​​‍‌‍‌ ‌​‌ ‍‌‌ ​​‌‍‌‌​ ‌‌‍‍​‌‍ ‌ ‌​‌‍‌‌‌‍ ​‌​‌‍‌‍​‌‌ ​‌​‍‌‍‌ ​​‌‍​‌‌ ‌​‌‍‍​​ ‌‌ ​‌‌ ‌‌‌‍‌‌‌ ​ ‌ ‌​‌‍‍‌‌‍ ‌‍ ‍​‍‌‍‌ ​​‌‍‌‌‌ ​‍‌ ​ ‌ ​​‌‍‌‌‌‍​ ‌ ‌​‌‍‍‌‌ ‌‍‌‍‌‌​ ‌‌ ​​‌ ‌‌‌‍​‍‌‍ ​‌‍‍‌‌ ​ ‌‍‍​‌‍‌‌‌‍‌​​‍​‍‌ ‌
No. James Martin hosts selected exclusive classes when available.​​​​‌ ‍ ​‍​‍‌‍ ‌ ​‍‌‍‍‌‌‍‌ ‌‍‍‌‌‍ ‍​‍​‍​ ‍‍​‍​‍‌ ​ ‌‍​‌‌‍ ‍‌‍‍‌‌ ‌​‌ ‍‌​‍ ‍‌‍‍‌‌‍ ​‍​‍​‍ ​​‍​‍‌‍‍​‌ ​‍‌‍‌‌‌‍‌‍​‍​‍​ ‍‍​‍​‍‌‍‍​‌ ‌​‌ ‌​‌ ​​‌ ​ ​ ‍‍​‍ ​‍ ‌‍ ​​‍ ‌‌‍​‌‌‍ ‍‌‍‌​​‍ ‌‌ ​‍​‍ ‌‌‍‍​‌‍ ‌ ‌​‌‍‌‌‌‍ ​‌ ​ ​‍ ‌‌ ​ ‌ ‌​‌ ‌‌‌‍‌​‌‍‍‌‌‍ ​‍ ‍‌ ‌‍‌‍‌‌‌ ​‍‌‍​ ‌‍‌‌‌‍ ​​‍ ‍‌‍​‌‌ ​​‌ ​​​‍ ‌‍‍‌‌‍ ‍‌ ‌​‌‍‌‌‌‍ ‍‌ ‌​​‍ ‌‍‌‌‌‍‌​‌‍‍‌‌ ‌​​‍ ‌‍ ‌‌‍ ‌‍‌​‌‍‌‌​ ‌‌ ​​‌ ​‍‌‍‌‌‌ ​ ‌‍‌‌‌‍ ‍‌ ‌​‌‍​‌‌ ‌​‌‍‍‌‌‍ ‌‍ ‍​ ‍ ‌‍‍‌‌‍‌​​ ‌‌‍​‌​ ​‍​ ​‍​ ​‌​ ​​‌‍​ ‌‍‌‌‌‍‌​​‍ ‌​ ‌​​ ‍​‌‍‌‌​ ‌‍​‍ ‌​ ‌​​ ‍​​ ‌‌​ ​​​‍ ‌‌‍​‍​ ‍​​ ​​‌‍​‍​‍ ‌‌‍​‌‌‍​ ​ ‍​​ ​‌‌‍‌‌​ ‌​‌‍‌​​ ‍​​ ‌‌‌‍‌​‌‍‌‌​ ‍​​ ‍ ‌ ‌​‌ ‍‌‌ ​​‌‍‌‌​ ‌‌‍‍​‌‍ ‌ ‌​‌‍‌‌‌‍ ​‌​‌‍‌‍​‌‌ ​‌​ ‍ ‌ ​​‌‍​‌‌ ‌​‌‍‍​​ ‌‌‍​‌‌‍ ‍‌ ​ ‌ ‌ ‌‍‌‌‌ ​‍​‍‌‌​ ‌‌‌​​‍‌‌ ‌‍‍ ‌‍‌‌‌ ‍‌​‍‌‌​ ​ ‌​‌​​‍‌‌​ ​ ‌​‌​​‍‌‌​ ​‍​ ​‍​ ​​​ ‍​​ ​‌‌‍​‍​ ​​​ ​ ​ ​ ​ ​ ​ ​ ​ ​​‌‍​ ‌‍​‍​‍‌‌​ ​‍​ ​‍​‍‌‌​ ‌‌‌​‌​​‍ ‍‌‍​ ‌‍‍​‌‍‍‌‌‍ ​‌‍‌​‌ ​‍‌‍‌‌‌‍ ‍​‍‌‌​ ‌‌‌​​‍‌‌ ‌‍‍ ‌‍‌‌‌ ‍‌​‍‌‌​ ​ ‌​‌​​‍‌‌​ ​ ‌​‌​​‍‌‌​ ​‍​ ​‍‌‍‌​‌‍​ ‌‍​‍​ ‌ ‌‍​‌​ ‌‌​ ‌‍​ ​‌​ ‌ ‌‍​‌​ ‌‍​ ‌‌​‍‌‌​ ​‍​ ​‍​‍‌‌​ ‌‌‌​‌​​‍ ‍‌ ‌​‌‍‌‌‌ ‍​‌ ‌​​ ‌‍​‍‌‍​‌‌ ​ ‌‍‌‌‌‌‌‌‌ ​‍‌‍ ​​ ‌‌‍‍​‌ ‌​‌ ‌​‌ ​​‌ ​ ​‍‌‌​ ​ ‌​​‌​‍‌‌​ ​‍‌​‌‍​‍‌‌​ ​‍‌​‌‍‌‍ ​​‍ ‌‌‍​‌‌‍ ‍‌‍‌​​‍ ‌‌ ​‍​‍ ‌‌‍‍​‌‍ ‌ ‌​‌‍‌‌‌‍ ​‌ ​ ​‍ ‌‌ ​ ‌ ‌​‌ ‌‌‌‍‌​‌‍‍‌‌‍ ​‍ ‍‌ ‌‍‌‍‌‌‌ ​‍‌‍​ ‌‍‌‌‌‍ ​​‍ ‍‌‍​‌‌ ​​‌ ​​​‍‌‍‌‍‍‌‌‍‌​​ ‌‌‍​‌​ ​‍​ ​‍​ ​‌​ ​​‌‍​ ‌‍‌‌‌‍‌​​‍ ‌​ ‌​​ ‍​‌‍‌‌​ ‌‍​‍ ‌​ ‌​​ ‍​​ ‌‌​ ​​​‍ ‌‌‍​‍​ ‍​​ ​​‌‍​‍​‍ ‌‌‍​‌‌‍​ ​ ‍​​ ​‌‌‍‌‌​ ‌​‌‍‌​​ ‍​​ ‌‌‌‍‌​‌‍‌‌​ ‍​​‍‌‍‌ ‌​‌ ‍‌‌ ​​‌‍‌‌​ ‌‌‍‍​‌‍ ‌ ‌​‌‍‌‌‌‍ ​‌​‌‍‌‍​‌‌ ​‌​‍‌‍‌ ​​‌‍​‌‌ ‌​‌‍‍​​ ‌‌‍​‌‌‍ ‍‌ ​ ‌ ‌ ‌‍‌‌‌ ​‍​‍‌‌​ ‌‌‌​​‍‌‌ ‌‍‍ ‌‍‌‌‌ ‍‌​‍‌‌​ ​ ‌​‌​​‍‌‌​ ​ ‌​‌​​‍‌‌​ ​‍​ ​‍​ ​​​ ‍​​ ​‌‌‍​‍​ ​​​ ​ ​ ​ ​ ​ ​ ​ ​ ​​‌‍​ ‌‍​‍​‍‌‌​ ​‍​ ​‍​‍‌‌​ ‌‌‌​‌​​‍ ‍‌‍​ ‌‍‍​‌‍‍‌‌‍ ​‌‍‌​‌ ​‍‌‍‌‌‌‍ ‍​‍‌‌​ ‌‌‌​​‍‌‌ ‌‍‍ ‌‍‌‌‌ ‍‌​‍‌‌​ ​ ‌​‌​​‍‌‌​ ​ ‌​‌​​‍‌‌​ ​‍​ ​‍‌‍‌​‌‍​ ‌‍​‍​ ‌ ‌‍​‌​ ‌‌​ ‌‍​ ​‌​ ‌ ‌‍​‌​ ‌‍​ ‌‌​‍‌‌​ ​‍​ ​‍​‍‌‌​ ‌‌‌​‌​​‍ ‍‌ ‌​‌‍‌‌‌ ‍​‌ ‌​​‍‌‍‌ ​​‌‍‌‌‌ ​‍‌ ​ ‌ ​​‌‍‌‌‌‍​ ‌ ‌​‌‍‍‌‌ ‌‍‌‍‌‌​ ‌‌ ​​‌ ‌‌‌‍​‍‌‍ ​‌‍‍‌‌ ​ ‌‍‍​‌‍‌‌‌‍‌​​‍​‍‌ ‌
Is the Cookery School connected to The Kitchen restaurant?​​​​‌ ‍ ​‍​‍‌‍ ‌ ​‍‌‍‍‌‌‍‌ ‌‍‍‌‌‍ ‍​‍​‍​ ‍‍​‍​‍‌ ​ ‌‍​‌‌‍ ‍‌‍‍‌‌ ‌​‌ ‍‌​‍ ‍‌‍‍‌‌‍ ​‍​‍​‍ ​​‍​‍‌‍‍​‌ ​‍‌‍‌‌‌‍‌‍​‍​‍​ ‍‍​‍​‍‌‍‍​‌ ‌​‌ ‌​‌ ​​‌ ​ ​ ‍‍​‍ ​‍ ‌‍ ​​‍ ‌‌‍​‌‌‍ ‍‌‍‌​​‍ ‌‌ ​‍​‍ ‌‌‍‍​‌‍ ‌ ‌​‌‍‌‌‌‍ ​‌ ​ ​‍ ‌‌ ​ ‌ ‌​‌ ‌‌‌‍‌​‌‍‍‌‌‍ ​‍ ‍‌ ‌‍‌‍‌‌‌ ​‍‌‍​ ‌‍‌‌‌‍ ​​‍ ‍‌‍​‌‌ ​​‌ ​​​‍ ‌‍‍‌‌‍ ‍‌ ‌​‌‍‌‌‌‍ ‍‌ ‌​​‍ ‌‍‌‌‌‍‌​‌‍‍‌‌ ‌​​‍ ‌‍ ‌‌‍ ‌‍‌​‌‍‌‌​ ‌‌ ​​‌ ​‍‌‍‌‌‌ ​ ‌‍‌‌‌‍ ‍‌ ‌​‌‍​‌‌ ‌​‌‍‍‌‌‍ ‌‍ ‍​ ‍ ‌‍‍‌‌‍‌​​ ‌​ ‌‍‌‍​‍‌‍‌‍‌‍‌‍‌‍​‍‌‍‌‌​ ‌ ​ ​‌​‍ ‌‌‍‌‍​ ‌‌‌‍‌‌​ ‌‍​‍ ‌​ ‌​​ ​‌​ ​‌‌‍​ ​‍ ‌‌‍​‌‌‍‌‍‌‍‌‍​ ​‌​‍ ‌​ ‍​​ ​‍​ ‍​​ ‍​​ ‍‌​ ‍‌‌‍​‌‌‍‌​‌‍​‌​ ​​​ ​ ​ ‌‌​ ‍ ‌ ‌​‌ ‍‌‌ ​​‌‍‌‌​ ‌‌‍‍​‌‍ ‌ ‌​‌‍‌‌‌‍ ​‌​‌‍‌‍​‌‌ ​‌​ ‍ ‌ ​​‌‍​‌‌ ‌​‌‍‍​​ ‌‌ ​‌‌ ‌‌‌‍‌‌‌ ​ ‌ ‌​‌‍‍‌‌‍ ‌‍ ‍​ ‌‍​‍‌‍​‌‌ ​ ‌‍‌‌‌‌‌‌‌ ​‍‌‍ ​​ ‌‌‍‍​‌ ‌​‌ ‌​‌ ​​‌ ​ ​‍‌‌​ ​ ‌​​‌​‍‌‌​ ​‍‌​‌‍​‍‌‌​ ​‍‌​‌‍‌‍ ​​‍ ‌‌‍​‌‌‍ ‍‌‍‌​​‍ ‌‌ ​‍​‍ ‌‌‍‍​‌‍ ‌ ‌​‌‍‌‌‌‍ ​‌ ​ ​‍ ‌‌ ​ ‌ ‌​‌ ‌‌‌‍‌​‌‍‍‌‌‍ ​‍ ‍‌ ‌‍‌‍‌‌‌ ​‍‌‍​ ‌‍‌‌‌‍ ​​‍ ‍‌‍​‌‌ ​​‌ ​​​‍‌‍‌‍‍‌‌‍‌​​ ‌​ ‌‍‌‍​‍‌‍‌‍‌‍‌‍‌‍​‍‌‍‌‌​ ‌ ​ ​‌​‍ ‌‌‍‌‍​ ‌‌‌‍‌‌​ ‌‍​‍ ‌​ ‌​​ ​‌​ ​‌‌‍​ ​‍ ‌‌‍​‌‌‍‌‍‌‍‌‍​ ​‌​‍ ‌​ ‍​​ ​‍​ ‍​​ ‍​​ ‍‌​ ‍‌‌‍​‌‌‍‌​‌‍​‌​ ​​​ ​ ​ ‌‌​‍‌‍‌ ‌​‌ ‍‌‌ ​​‌‍‌‌​ ‌‌‍‍​‌‍ ‌ ‌​‌‍‌‌‌‍ ​‌​‌‍‌‍​‌‌ ​‌​‍‌‍‌ ​​‌‍​‌‌ ‌​‌‍‍​​ ‌‌ ​‌‌ ‌‌‌‍‌‌‌ ​ ‌ ‌​‌‍‍‌‌‍ ‌‍ ‍​‍‌‍‌ ​​‌‍‌‌‌ ​‍‌ ​ ‌ ​​‌‍‌‌‌‍​ ‌ ‌​‌‍‍‌‌ ‌‍‌‍‌‌​ ‌‌ ​​‌ ‌‌‌‍​‍‌‍ ​‌‍‍‌‌ ​ ‌‍‍​‌‍‌‌‌‍‌​​‍​‍‌ ‌
Yes. The Cookery School sits alongside The Kitchen by James